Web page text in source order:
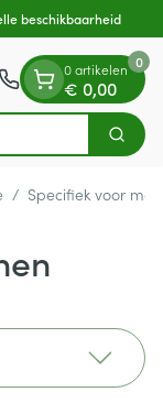
beschikbaarheid
Zoek
0 artikelen
€ 0,00
0
/ Specifiek voor